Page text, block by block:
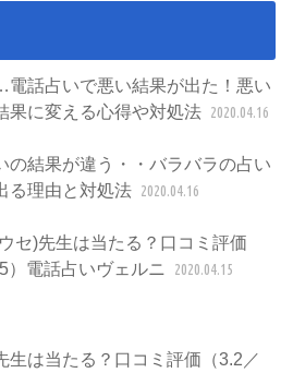
電話占いで悪い結果が出た！悪い
果に変える心得や対処法 2020.04.16
の結果が違う・・バラバラの占い
る理由と対処法 2020.04.16
セ)先生は当たる？口コミ評価
5）電話占いヴェルニ
2020.04.15
生は当たる？口コミ評価（3.2／